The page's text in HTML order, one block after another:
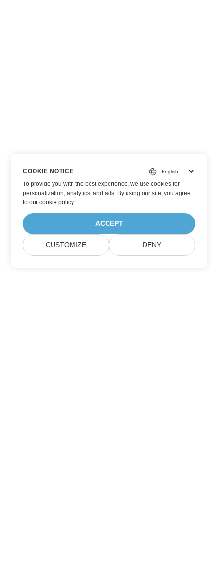
COOKIE NOTICE
To provide you with the best experience, we use cookies for
personalization, analytics, and ads. By using our site, you agree
toour cookie policy.
ACCEPT
CUSTOMIZE DENY